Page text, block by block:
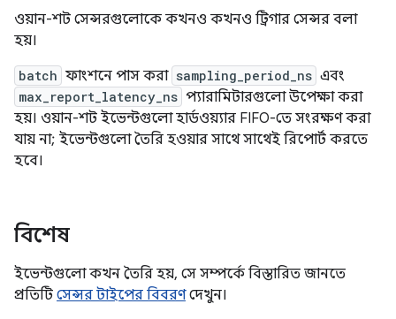
ওয়ান-শট সেন্সরগুলোকে কখনও কখনও ট্রিগার সেন্সর বলা
হয়।
batch ফাংশনে পাস করা sampling_period_ns এবং
max_report_latency_ns প্যারামিটারগুলো উপেক্ষা করা
হয়। ওয়ান-শট ইভেন্টগুলো হার্ডওয়্যার FIFO-তে সংরক্ষণ করা
যায় না; ইভেন্টগুলো তৈরি হওয়ার সাথে সাথেই রিপোর্ট করতে
হবে।
বিশেষ
ইভেন্টগুলো কখন তৈরি হয়, সে সম্পর্কে বিস্তারিত জানতে
প্রতিটি সেন্সর টাইপের বিবরণদেখুন।